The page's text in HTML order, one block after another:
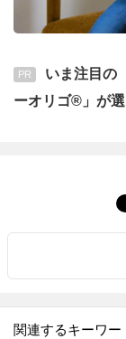
PR
いま注目の
ーオリゴ®」が
関連するキーワー